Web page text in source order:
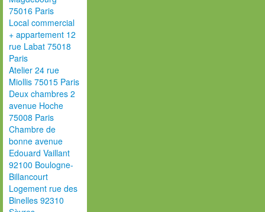
75016 Paris
Local commercial
+ appartement 12
rue Labat 75018
Paris
Atelier 24 rue
Miollis 75015 Paris
Deux chambres 2
avenue Hoche
75008 Paris
Chambre de
bonne avenue
Edouard Vaillant
92100 Boulogne-
Billancourt
Logement rue des
Binelles 92310